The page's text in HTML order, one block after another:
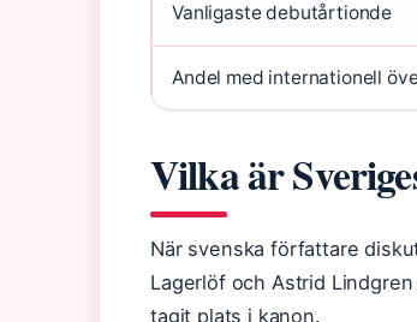
Vanligaste debutårtionde
Andel med internationell
Vilka är
När svenska författare
Lagerlöf och Astrid
tagit plats i kanon.